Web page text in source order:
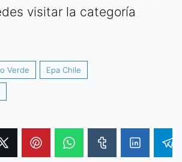
visitar la categoría
Verde Epa Chile